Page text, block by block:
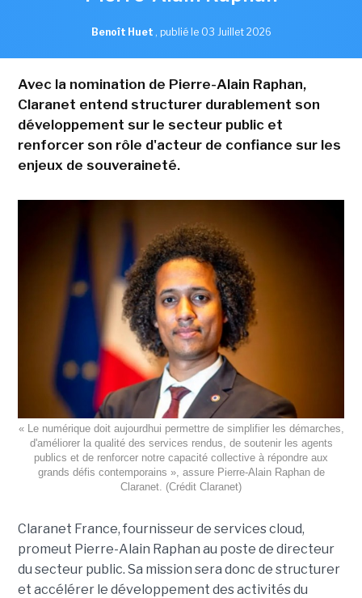
Benoît Huet , publié le 03 Juillet 2026
Avec la nomination de Pierre-Alain Raphan,
Claranet entend structurer durablement son
développement sur le secteur public et
renforcer son rôle d'acteur de confiance sur les
enjeux de souveraineté.
« Le numérique doit aujourdhui permettre de simplifier les démarches,
d'améliorer la qualité des services rendus, de soutenir les agents
publics et de renforcer notre capacité collective à répondre aux
grands défis contemporains », assure Pierre-Alain Raphan de
Claranet. (Crédit Claranet)
Claranet France, fournisseur de services cloud,
promeut Pierre-Alain Raphan au poste de directeur
du secteur public. Sa mission sera donc de structurer
et accélérer le développement des activités du